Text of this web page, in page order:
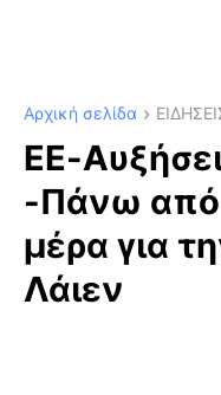
Αρχική σελίδα
ΕΕ-
-Πάνω από
μέρα για
Λάιεν